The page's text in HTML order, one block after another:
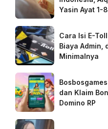
Yasin Ayat 1-
Cara Isi E-Toll
Biaya Admin,
Minimalnya
dan Klaim
Domino RP